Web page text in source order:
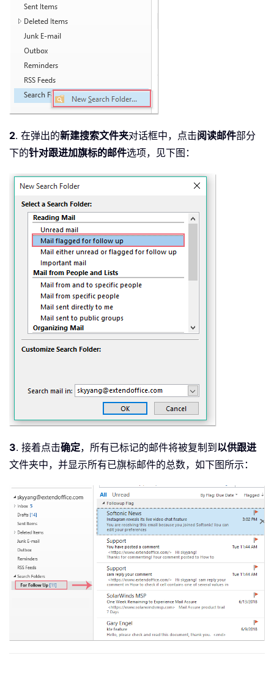
2. 在弹出的新建搜索文件夹对话框中，点击阅读邮件部分
下的针对跟进加旗标的邮件选项，见下图：
3. 接着点击确定，所有已标记的邮件将被复制到 以供跟进
文件夹中，并显示所有已旗标邮件的总数，如下图所示：